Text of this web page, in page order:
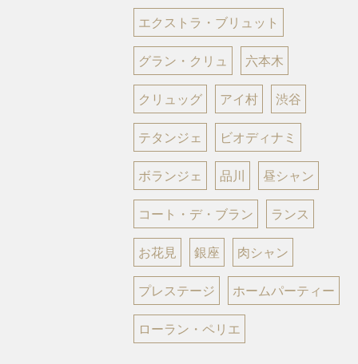
エクストラ・ブリュット
グラン・クリュ 六本木
クリュッグ アイ村 渋谷
テタンジェ ビオディナミ
ボランジェ 品川 昼シャン
コート・デ・ブラン ランス
お花見 銀座 肉シャン
プレステージ ホームパーティー
ローラン・ペリエ